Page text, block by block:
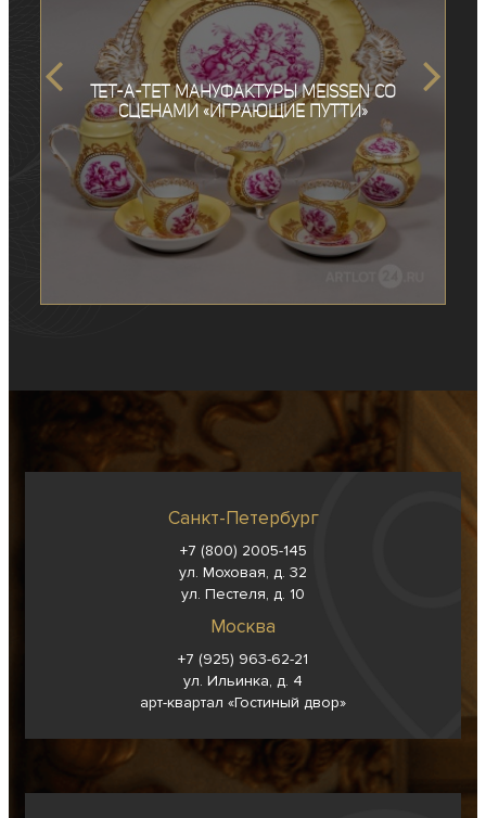
Тет-а-тет мануфактуры Meissen со
сценами «Играющие путти»
Санкт-Петербург
+7 (800) 2005-145
ул. Моховая, д. 32
ул. Пестеля, д. 10
Москва
+7 (925) 963-62-21
ул. Ильинка, д. 4
арт-квартал «Гостиный двор»